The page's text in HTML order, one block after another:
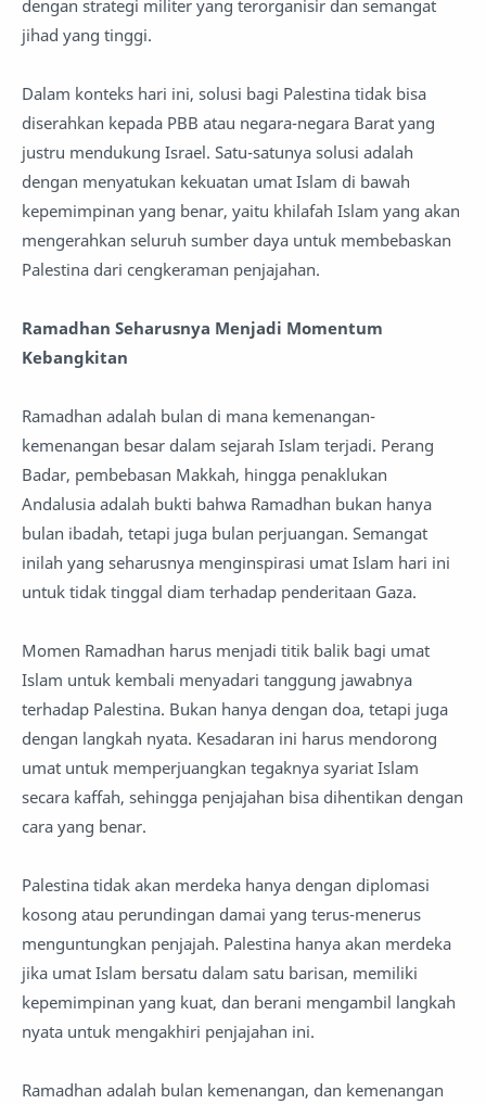
dengan strategi militer yang terorganisir dan semangat
jihad yang tinggi.
Dalam konteks hari ini, solusi bagi Palestina tidak bisa
diserahkan kepada PBB atau negara-negara Barat yang
justru mendukung Israel. Satu-satunya solusi adalah
dengan menyatukan kekuatan umat Islam di bawah
kepemimpinan yang benar, yaitu khilafah Islam yang akan
mengerahkan seluruh sumber daya untuk membebaskan
Palestina dari cengkeraman penjajahan.
Ramadhan Seharusnya Menjadi Momentum
Kebangkitan
Ramadhan adalah bulan di mana kemenangan-
kemenangan besar dalam sejarah Islam terjadi. Perang
Badar, pembebasan Makkah, hingga penaklukan
Andalusia adalah bukti bahwa Ramadhan bukan hanya
bulan ibadah, tetapi juga bulan perjuangan. Semangat
inilah yang seharusnya menginspirasi umat Islam hari ini
untuk tidak tinggal diam terhadap penderitaan Gaza.
Momen Ramadhan harus menjadi titik balik bagi umat
Islam untuk kembali menyadari tanggung jawabnya
terhadap Palestina. Bukan hanya dengan doa, tetapi juga
dengan langkah nyata. Kesadaran ini harus mendorong
umat untuk memperjuangkan tegaknya syariat Islam
secara kaffah, sehingga penjajahan bisa dihentikan dengan
cara yang benar.
Palestina tidak akan merdeka hanya dengan diplomasi
kosong atau perundingan damai yang terus-menerus
menguntungkan penjajah. Palestina hanya akan merdeka
jika umat Islam bersatu dalam satu barisan, memiliki
kepemimpinan yang kuat, dan berani mengambil langkah
nyata untuk mengakhiri penjajahan ini.
Ramadhan adalah bulan kemenangan, dan kemenangan